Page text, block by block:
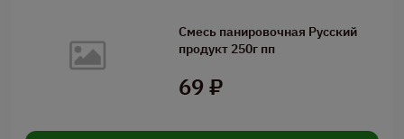
Смесь панировочная Русский
продукт 250г пп
69 ₽